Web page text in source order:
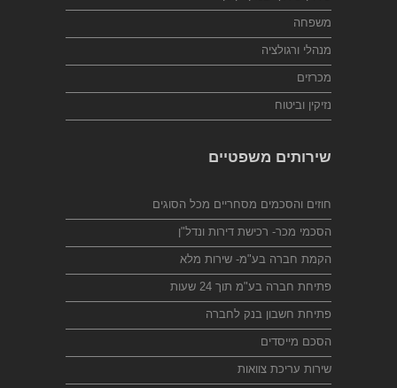
משפחה
מנהלי ורגולציה
מכרזים
נזיקין וביטוח
שירותים משפטיים
חוזים והסכמים מסחריים מכל הסוגים
הסכמי מכר- רכישת דירות ונדל"ן
הקמת חברה בע"מ- שירות מלא
פתיחת חברה בע"מ תוך 24 שעות
פתיחת חשבון בנק לחברה
הסכם מייסדים
שירות עריכת צוואות